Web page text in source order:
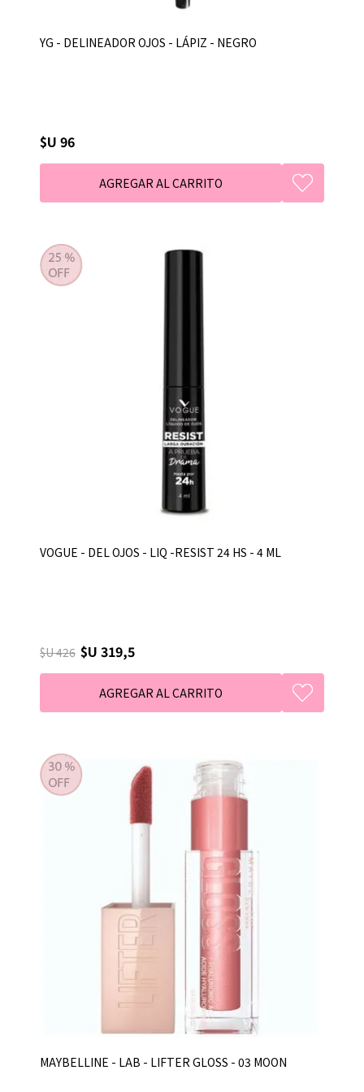
YG - DELINEADOR OJOS - LÁPIZ - NEGRO
$U 96
VOGUE - DEL OJOS - LIQ -RESIST 24 HS - 4 ML
$U 426 $U 319,5
MAYBELLINE - LAB - LIFTER GLOSS - 03 MOON